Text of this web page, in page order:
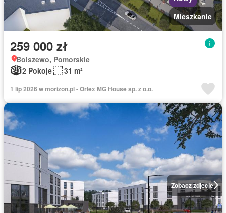
Mieszkanie
259 000 zł
Bolszewo, Pomorskie
2 Pokoje
31 m²
1 lip 2026 w morizon.pl - Orlex MG House sp. z o.o.
Zobacz zdjęcie